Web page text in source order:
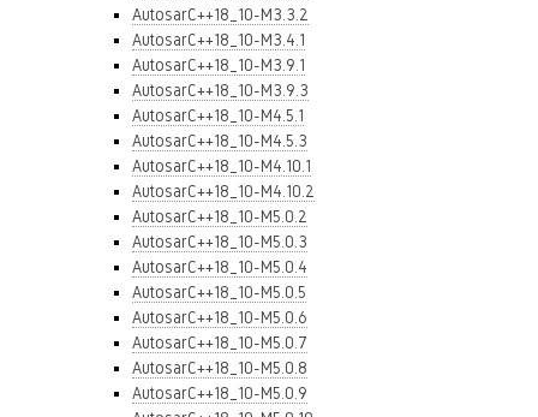
AutosarC++18_10-M3.3.2
AutosarC++18_10-M3.4.1
AutosarC++18_10-M3.9.1
AutosarC++18_10-M3.9.3
AutosarC++18_10-M4.5.1
AutosarC++18_10-M4.5.3
AutosarC++18_10-M4.10.1
AutosarC++18_10-M4.10.2
AutosarC++18_10-M5.0.2
AutosarC++18_10-M5.0.3
AutosarC++18_10-M5.0.4
AutosarC++18_10-M5.0.5
AutosarC++18_10-M5.0.6
AutosarC++18_10-M5.0.7
AutosarC++18_10-M5.0.8
AutosarC++18_10-M5.0.9